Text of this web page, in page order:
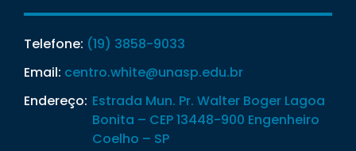
Telefone: (19) 3858-9033
Email: centro.white@unasp.edu.br
Endereço: Estrada Mun. Pr. Walter Boger Lagoa
Bonita – CEP 13448-900 Engenheiro
Coelho – SP